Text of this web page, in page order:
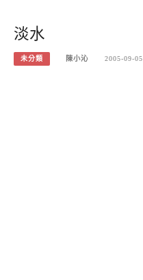
淡水
未分類 陳小沁 2005-09-05